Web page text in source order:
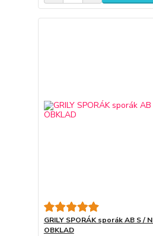
GRILY SPORÁK sporák AB S / N
OBKLAD